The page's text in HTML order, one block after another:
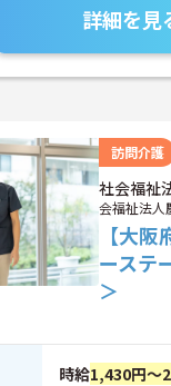
詳細を見
訪問介護
社会福祉
会福祉法人
【大
ーステ
＞
時給1,430円～